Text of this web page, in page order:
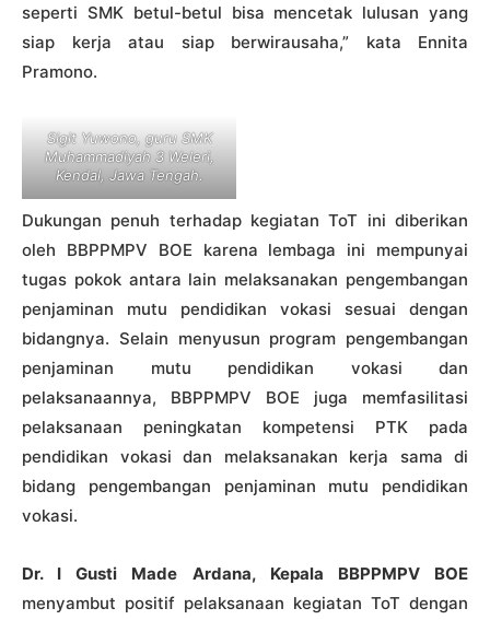
seperti SMK betul-betul bisa mencetak lulusan yang
siap kerja atau siap berwirausaha,” kata Ennita
Pramono.
Sigit Yuwono, guru SMK
Muhammadiyah 3 Weleri,
Kendal, Jawa Tengah.
Dukungan penuh terhadap kegiatan ToT ini diberikan
oleh BBPPMPV BOE karena lembaga ini mempunyai
tugas pokok antara lain melaksanakan pengembangan
penjaminan mutu pendidikan vokasi sesuai dengan
bidangnya. Selain menyusun program pengembangan
penjaminan mutu pendidikan vokasi dan
pelaksanaannya, BBPPMPV BOE juga memfasilitasi
pelaksanaan peningkatan kompetensi PTK pada
pendidikan vokasi dan melaksanakan kerja sama di
bidang pengembangan penjaminan mutu pendidikan
vokasi.
Dr. I Gusti Made Ardana, Kepala BBPPMPV BOE
menyambut positif pelaksanaan kegiatan ToT dengan